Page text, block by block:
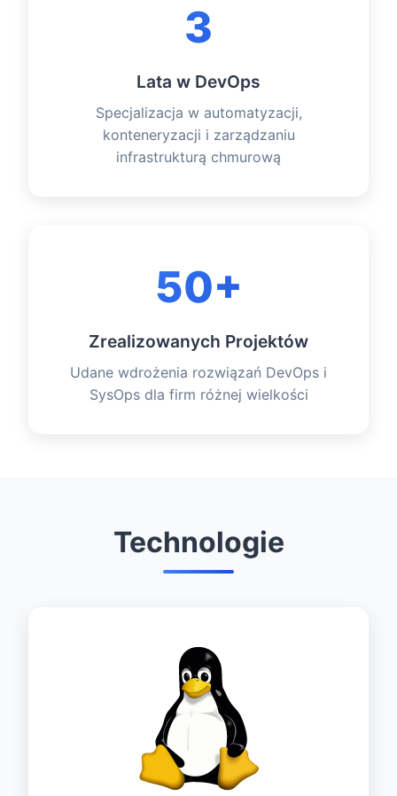
3
Lata w DevOps
Specjalizacja w automatyzacji,
konteneryzacji i zarządzaniu
infrastrukturą chmurową
50+
Zrealizowanych Projektów
Udane wdrożenia rozwiązań DevOps i
SysOps dla firm różnej wielkości
Technologie